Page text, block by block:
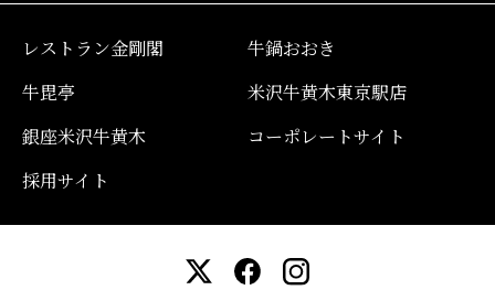
レストラン金剛閣
牛鍋おおき
牛毘亭
米沢牛黄木東京駅店
銀座米沢牛黄木
コーポレートサイト
採用サイト